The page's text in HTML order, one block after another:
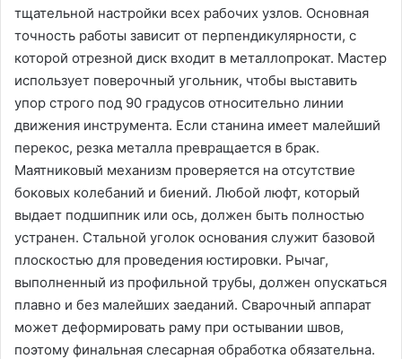
тщательной настройки всех рабочих узлов. Основная
точность работы зависит от перпендикулярности, с
которой отрезной диск входит в металлопрокат. Мастер
использует поверочный угольник, чтобы выставить
упор строго под 90 градусов относительно линии
движения инструмента. Если станина имеет малейший
перекос, резка металла превращается в брак.
Маятниковый механизм проверяется на отсутствие
боковых колебаний и биений. Любой люфт, который
выдает подшипник или ось, должен быть полностью
устранен. Стальной уголок основания служит базовой
плоскостью для проведения юстировки. Рычаг,
выполненный из профильной трубы, должен опускаться
плавно и без малейших заеданий. Сварочный аппарат
может деформировать раму при остывании швов,
поэтому финальная слесарная обработка обязательна.